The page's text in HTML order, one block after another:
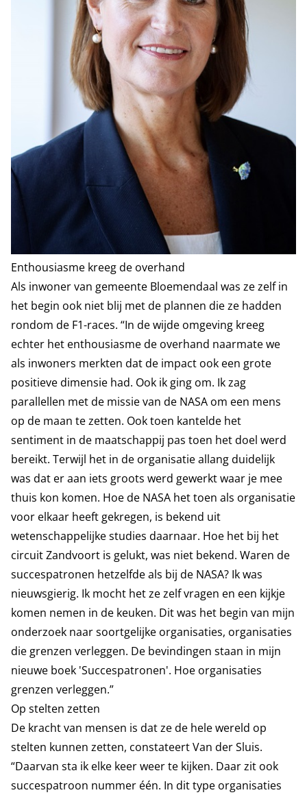
Enthousiasme kreeg de overhand
Als inwoner van gemeente Bloemendaal was ze zelf in
het begin ook niet blij met de plannen die ze hadden
rondom de F1-races. “In de wijde omgeving kreeg
echter het enthousiasme de overhand naarmate we
als inwoners merkten dat de impact ook een grote
positieve dimensie had. Ook ik ging om. Ik zag
parallellen met de missie van de NASA om een mens
op de maan te zetten. Ook toen kantelde het
sentiment in de maatschappij pas toen het doel werd
bereikt. Terwijl het in de organisatie allang duidelijk
was dat er aan iets groots werd gewerkt waar je mee
thuis kon komen. Hoe de NASA het toen als organisatie
voor elkaar heeft gekregen, is bekend uit
wetenschappelijke studies daarnaar. Hoe het bij het
circuit Zandvoort is gelukt, was niet bekend. Waren de
succespatronen hetzelfde als bij de NASA? Ik was
nieuwsgierig. Ik mocht het ze zelf vragen en een kijkje
komen nemen in de keuken. Dit was het begin van mijn
onderzoek naar soortgelijke organisaties, organisaties
die grenzen verleggen. De bevindingen staan in mijn
nieuwe boek 'Succespatronen'. Hoe organisaties
grenzen verleggen.”
Op stelten zetten
De kracht van mensen is dat ze de hele wereld op
stelten kunnen zetten, constateert Van der Sluis.
“Daarvan sta ik elke keer weer te kijken. Daar zit ook
succespatroon nummer één. In dit type organisaties